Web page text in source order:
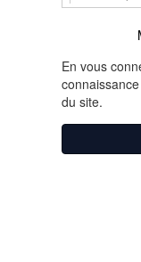
En vous
du site.